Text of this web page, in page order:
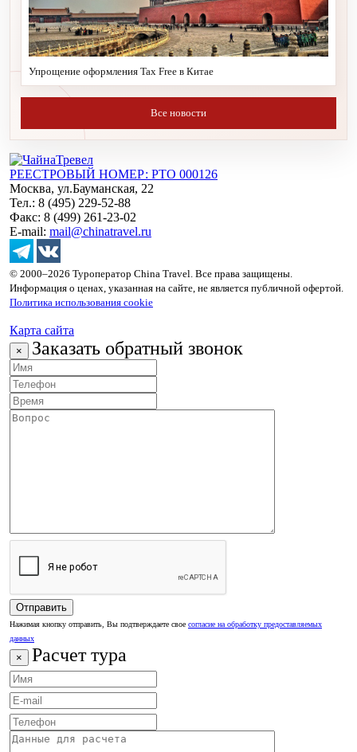
Упрощение оформления Tax Free в Китае
Все новости
РЕЕСТРОВЫЙ НОМЕР: РТО 000126
Москва, ул.Бауманская, 22
Тел.: 8 (495) 229-52-88
Факс: 8 (499) 261-23-02
E-mail: mail@chinatravel.ru
© 2000–2026 Туроператор China Travel. Все права защищены.
Информация о ценах, указанная на сайте, не является публичной офертой.
Политика использования cookie
Карта сайта
× Заказать обратный звонок
Нажимая кнопку отправить, Вы подтверждаете свое согласие на обработку предоставляемых
данных
× Расчет тура